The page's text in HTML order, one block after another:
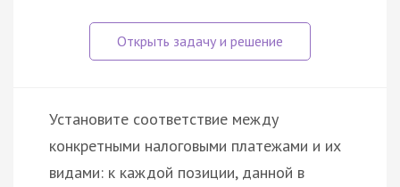
Установите соответствие между
конкретными налоговыми платежами и их
видами: к каждой позиции, данной в